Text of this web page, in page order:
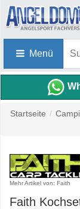
Menü
Startseite /
Mehr Artikel von: Faith
Faith